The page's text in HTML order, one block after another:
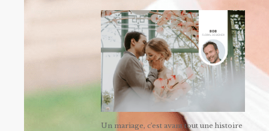
Un mariage, c'est avant tout une histoire